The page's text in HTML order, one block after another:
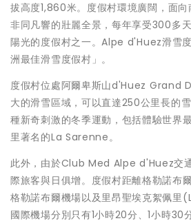
拔高度1,860米。度假村環境廣闊，面
非同凡響的壯麗全景，每年享受300多
陽光的度假村之一。Alpe d'Huez滑雪
洲最佳滑雪度假村」。
度假村位處阿爾卑斯山d'Huez Grand
大的滑雪區域，可以直達250公里長的
種新奇刺激的冬季運動，包括體驗世界
里著名的La Sarenne。
此外，由於Club Med Alpe d'Huez交
際旅客與日俱增。度假村距離格勒諾布
格勒諾布爾機場以及里昂聖埃克絮佩
國際機場分別只有1小時20分、1小時30